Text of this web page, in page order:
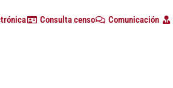
Consulta censo Comunicación